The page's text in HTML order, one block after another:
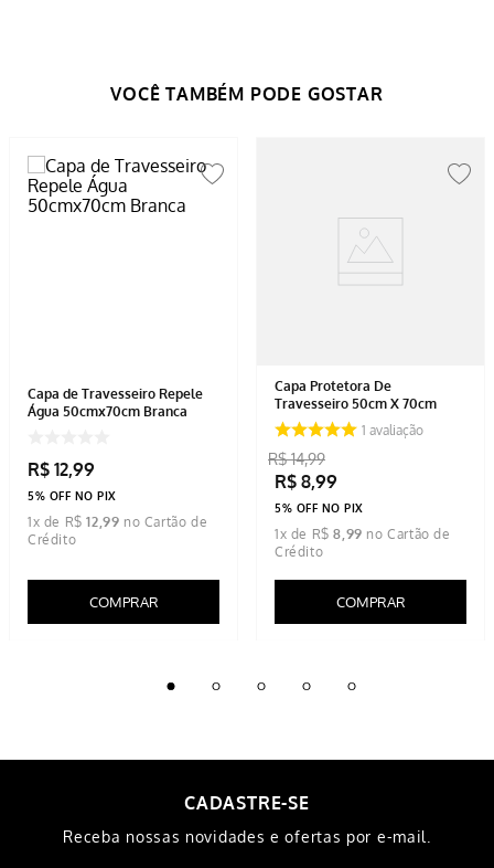
Capa de Travesseiro Repele
Água 50cmx70cm Branca
R$ 12,99
5% OFF NO PIX
1x de R$ 12 ,99
COMPRAR
Capa Protetora De
Travesseiro 50cm X 70cm
1 avaliação
R$ 14,99
R$ 8,99
5% OFF NO PIX
1x de R$ 8 99
COMPRAR
CADASTRE-SE
Receba nossas novidades e ofertas por e-mail.